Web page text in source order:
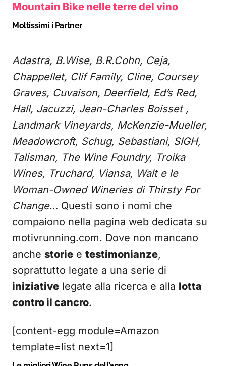
Mountain Bike nelle terre del vino
Moltissimi i Partner
Adastra, B.Wise, B.R.Cohn, Ceja,
Chappellet, Clif Family, Cline, Coursey
Graves, Cuvaison, Deerfield, Ed’s Red,
Hall, Jacuzzi, Jean-Charles Boisset ,
Landmark Vineyards, McKenzie-Mueller,
Meadowcroft, Schug, Sebastiani, SIGH,
Talisman, The Wine Foundry, Troika
Wines, Truchard, Viansa, Walt e le
Woman-Owned Wineries di Thirsty For
Change… Questi sono i nomi che
compaiono nella pagina web dedicata su
motivrunning.com. Dove non mancano
anche storie e testimonianze,
soprattutto legate a una serie di
iniziative legate alla ricerca e alla lotta
contro il cancro.
[content-egg module=Amazon
template=list next=1]